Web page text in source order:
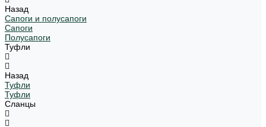
Назад
Сапоги и полусапоги
Сапоги
Полусапоги
Туфли
Назад
Туфли
Туфли
Сланцы